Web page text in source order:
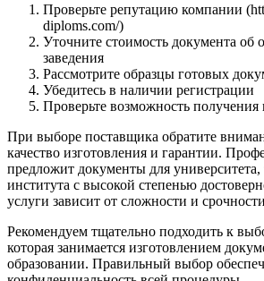
Проверьте репутацию компании
diploms.com/)
Уточните стоимость документа об
заведения
Рассмотрите образцы готовых
Убедитесь в наличии регистрации
Проверьте возможность
При выборе поставщика обратите
качество изготовления и гарантии.
предложит документы для университета,
института с высокой степенью
услуги зависит от сложности и срочности
Рекомендуем тщательно подходить к
которая занимается изготовлением
образовании. Правильный выбор